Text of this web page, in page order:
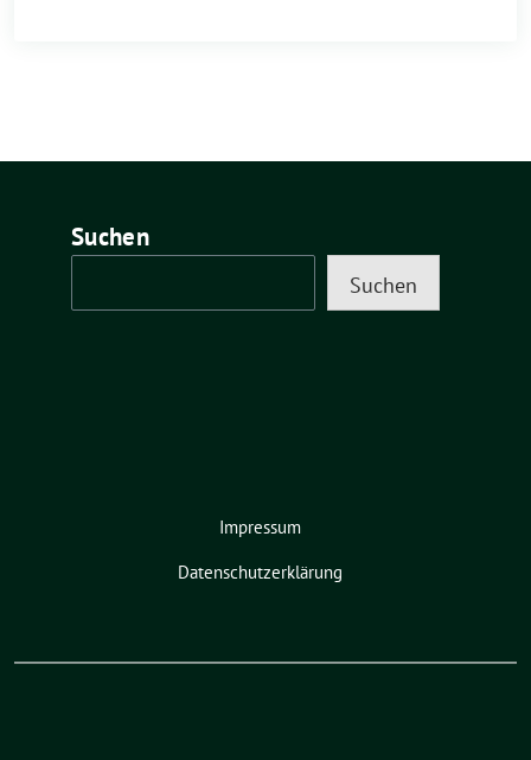
Suchen
Suchen
Impressum
Datenschutzerklärung